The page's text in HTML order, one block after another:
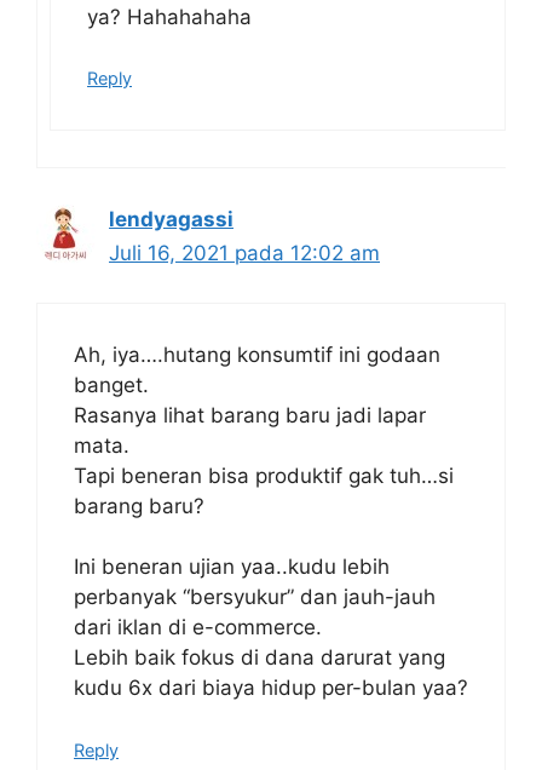
ya? Hahahahaha
Reply
lendyagassi
Juli 16, 2021 pada 12:02 am
Ah, iya….hutang konsumtif ini godaan
banget.
Rasanya lihat barang baru jadi lapar
mata.
Tapi beneran bisa produktif gak tuh…si
barang baru?
Ini beneran ujian yaa..kudu lebih
perbanyak “bersyukur” dan jauh-jauh
dari iklan di e-commerce.
Lebih baik fokus di dana darurat yang
kudu 6x dari biaya hidup per-bulan yaa?
Reply